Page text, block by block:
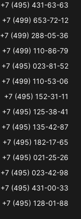
+7 (495) 431-63-63
+7 (499) 653-72-12
+7 (499) 288-05-36
+7 (499) 110-86-79
+7 (495) 023-81-52
+7 (499) 110-53-06
+7 (495) 152-31-11
+7 (495) 125-38-41
+7 (495) 135-42-87
+7 (495) 182-17-65
+7 (495) 021-25-26
+7 (495) 023-42-98
+7 (495) 431-00-33
+7 (495) 128-01-88